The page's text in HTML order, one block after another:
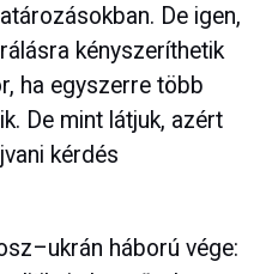
De igen,
kényszeríthetik
ha egyszerre több
De mint látjuk, azért
kérdés